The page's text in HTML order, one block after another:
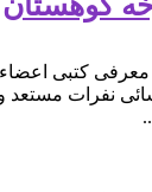
وظایف : بند 1- معرفی
. بند 2- شناسائی